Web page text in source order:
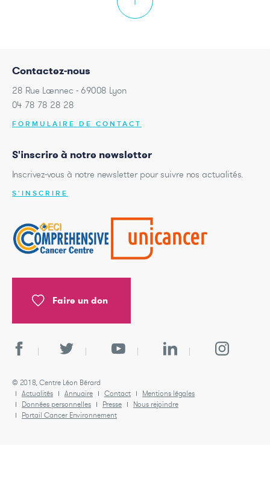
Contactez-nous
28 Rue Laennec - 69008 Lyon
04 78 78 28 28
FORMULAIRE DE CONTACT
S'inscrire à notre newsletter
Inscrivez-vous à notre newsletter pour suivre nos actualités.
S'INSCRIRE
Faire un don
© 2018, Centre Léon Bérard
Actualités
Annuaire Contact
Mentions légales
Données personnelles
Presse
Nous rejoindre
Portail Cancer Environnement